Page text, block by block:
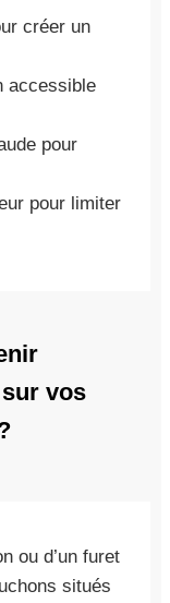
créer un
accessible
pour
pour limiter
vos
ou d’un furet
situés